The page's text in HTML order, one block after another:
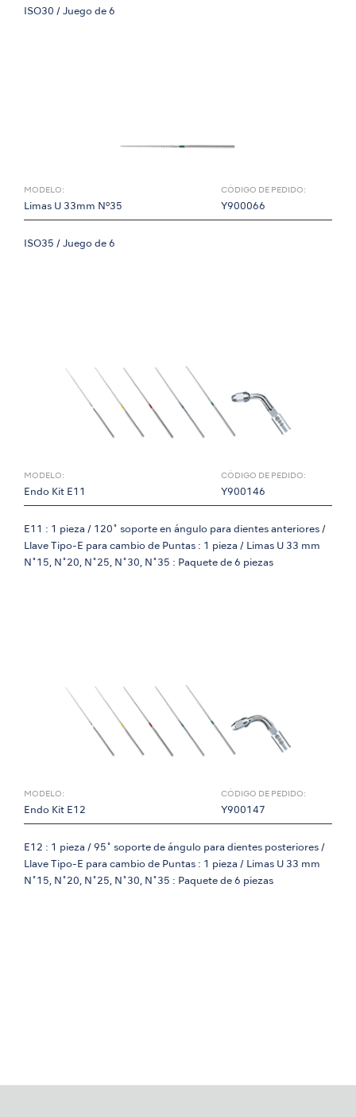
ISO30 / Juego de 6
MODELO:
Limas U 33mm Nº35
CÓDIGO DE PEDIDO:
Y900066
ISO35 / Juego de 6
MODELO:
Endo Kit E11
CÓDIGO DE PEDIDO:
Y900146
E11 : 1 pieza / 120˚ soporte en ángulo para dientes anteriores /
Llave Tipo-E para cambio de Puntas : 1 pieza / Limas U 33 mm
N˚15, N˚20, N˚25, N˚30, N˚35 : Paquete de 6 piezas
MODELO:
Endo Kit E12
CÓDIGO DE PEDIDO:
Y900147
E12 : 1 pieza / 95˚ soporte de ángulo para dientes posteriores /
Llave Tipo-E para cambio de Puntas : 1 pieza / Limas U 33 mm
N˚15, N˚20, N˚25, N˚30, N˚35 : Paquete de 6 piezas